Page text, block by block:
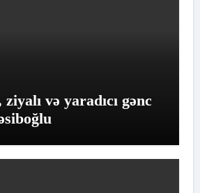
və yaradıcı gənc